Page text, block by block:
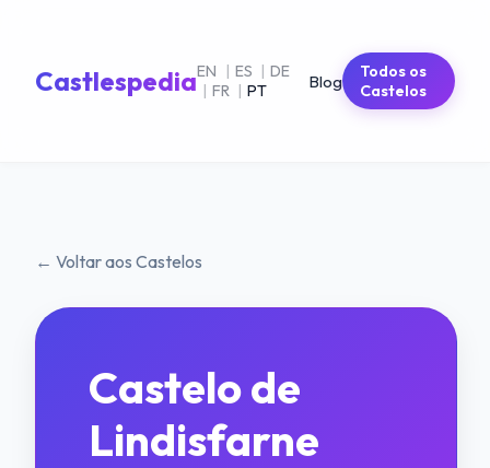
CastlespediaEN | ES | DE
| FR | PT Blog
Todos os
Castelos
← Voltar aos Castelos
Castelo de
Lindisfarne